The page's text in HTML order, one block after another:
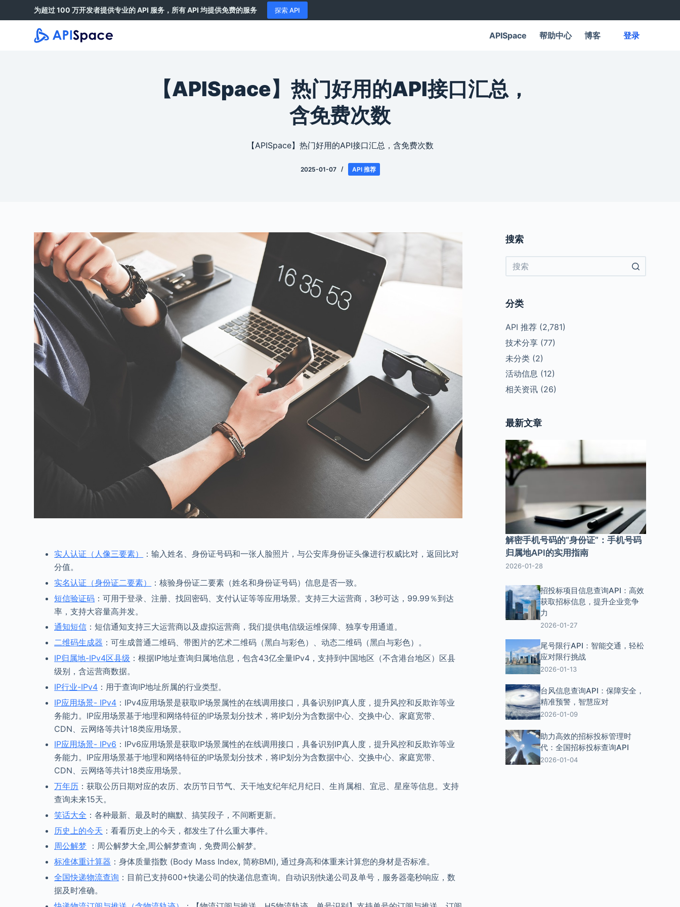
为超过 100 万开发者提供专业的 API 服务，所有 API 均提供免费的服务 探索 API
APISpace 帮助中心 博客 登录
【APISpace】热门好用的API接口汇总，
含免费次数
【APISpace】热门好用的API接口汇总，含免费次数
2025-01-07 API 推荐
实人认证（人像三要素）
：输入姓名、身份证号码和一张人脸照片，与公安库身份证头像进行权威比对，返回比对
分值。
实名认证（身份证二要素）
：核验身份证二要素（姓名和身份证号码）信息是否一致。
短信验证码 ：可用于登录、注册、找回密码、支付认证等等应用场景。支持三大运营商，3秒可达，99.99％到达
率，支持大容量高并发。
通知短信 ：短信通知支持三大运营商以及虚拟运营商，我们提供电信级运维保障、独享专用通道。
二维码生成器 ：可生成普通二维码、带图片的艺术二维码（黑白与彩色）、动态二维码（黑白与彩色）。
IP归属地-IPv4区县级 ：根据IP地址查询归属地信息，包含43亿全量IPv4，支持到中国地区（不含港台地区）区县
级别，含运营商数据。
IP行业-IPv4 ：用于查询IP地址所属的行业类型。
IP应用场景- IPv4 ：IPv4应用场景是获取IP场景属性的在线调用接口，具备识别IP真人度，提升风控和反欺诈等业
务能力。IP应用场景基于地理和网络特征的IP场景划分技术，将IP划分为含数据中心、交换中心、家庭宽带、
CDN、云网络等共计18类应用场景。
IP应用场景- IPv6 ：IPv6应用场景是获取IP场景属性的在线调用接口，具备识别IP真人度，提升风控和反欺诈等业
务能力。IP应用场景基于地理和网络特征的IP场景划分技术，将IP划分为含数据中心、交换中心、家庭宽带、
CDN、云网络等共计18类应用场景。
万年历 ：获取公历日期对应的农历、农历节日节气、天干地支纪年纪月纪日、生肖属相、宜忌、星座等信息。支持
查询未来15天。
笑话大全 ：各种最新、最及时的幽默、搞笑段子，不间断更新。
历史上的今天 ：看看历史上的今天，都发生了什么重大事件。
周公解梦 ：周公解梦大全,周公解梦查询，免费周公解梦。
标准体重计算器 ：身体质量指数 (Body Mass Index, 简称BMI), 通过身高和体重来计算您的身材是否标准。
全国快递物流查询 ：目前已支持600+快递公司的快递信息查询。自动识别快递公司及单号，服务器毫秒响应，数
据及时准确。
搜索
分类
API 推荐(2,781)
技术分享(77)
未分类(2)
活动信息 (12)
相关资讯(26)
最新文章
解密手机号码的“身份证”：手机号码
归属地API的实用指南
2026-01-28
招投标项目信息查询API：高效
获取招标信息，提升企业竞争
力
2026-01-27
尾号限行API：智能交通，轻松
应对限行挑战
2026-01-13
台风信息查询API：保障安全，
精准预警，智慧应对
2026-01-09
助力高效的招标投标管理时
代：全国招标投标查询API
2026-01-04